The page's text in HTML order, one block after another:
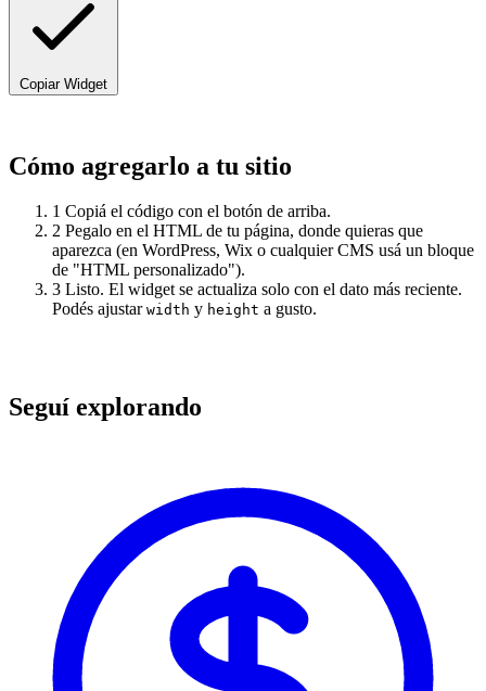
Copiar Widget
Cómo agregarlo a tu sitio
1 Copiá el código con el botón de arriba.
2 Pegalo en el HTML de tu página, donde quieras que
aparezca (en WordPress, Wix o cualquier CMS usá un bloque
de "HTML personalizado").
3 Listo. El widget se actualiza solo con el dato más reciente.
Podés ajustar width y height a gusto.
Seguí explorando